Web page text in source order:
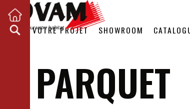
VOTRE PROJET SHOWROOM
PARQUET